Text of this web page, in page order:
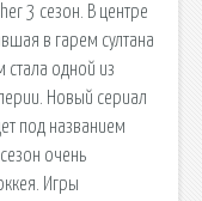
3 сезон. В центре
в гарем султана
одной из
Новый сериал
под названием
очень
Игры